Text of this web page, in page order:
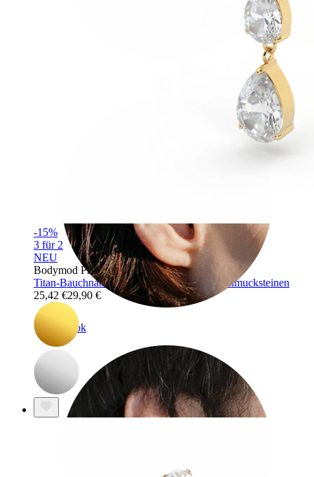
Rook
-15%
3 für 2
NEU
Bodymod Premium
Titan-Bauchnabelring mit herabfallenden Schmucksteinen
25,42 €29,90 €